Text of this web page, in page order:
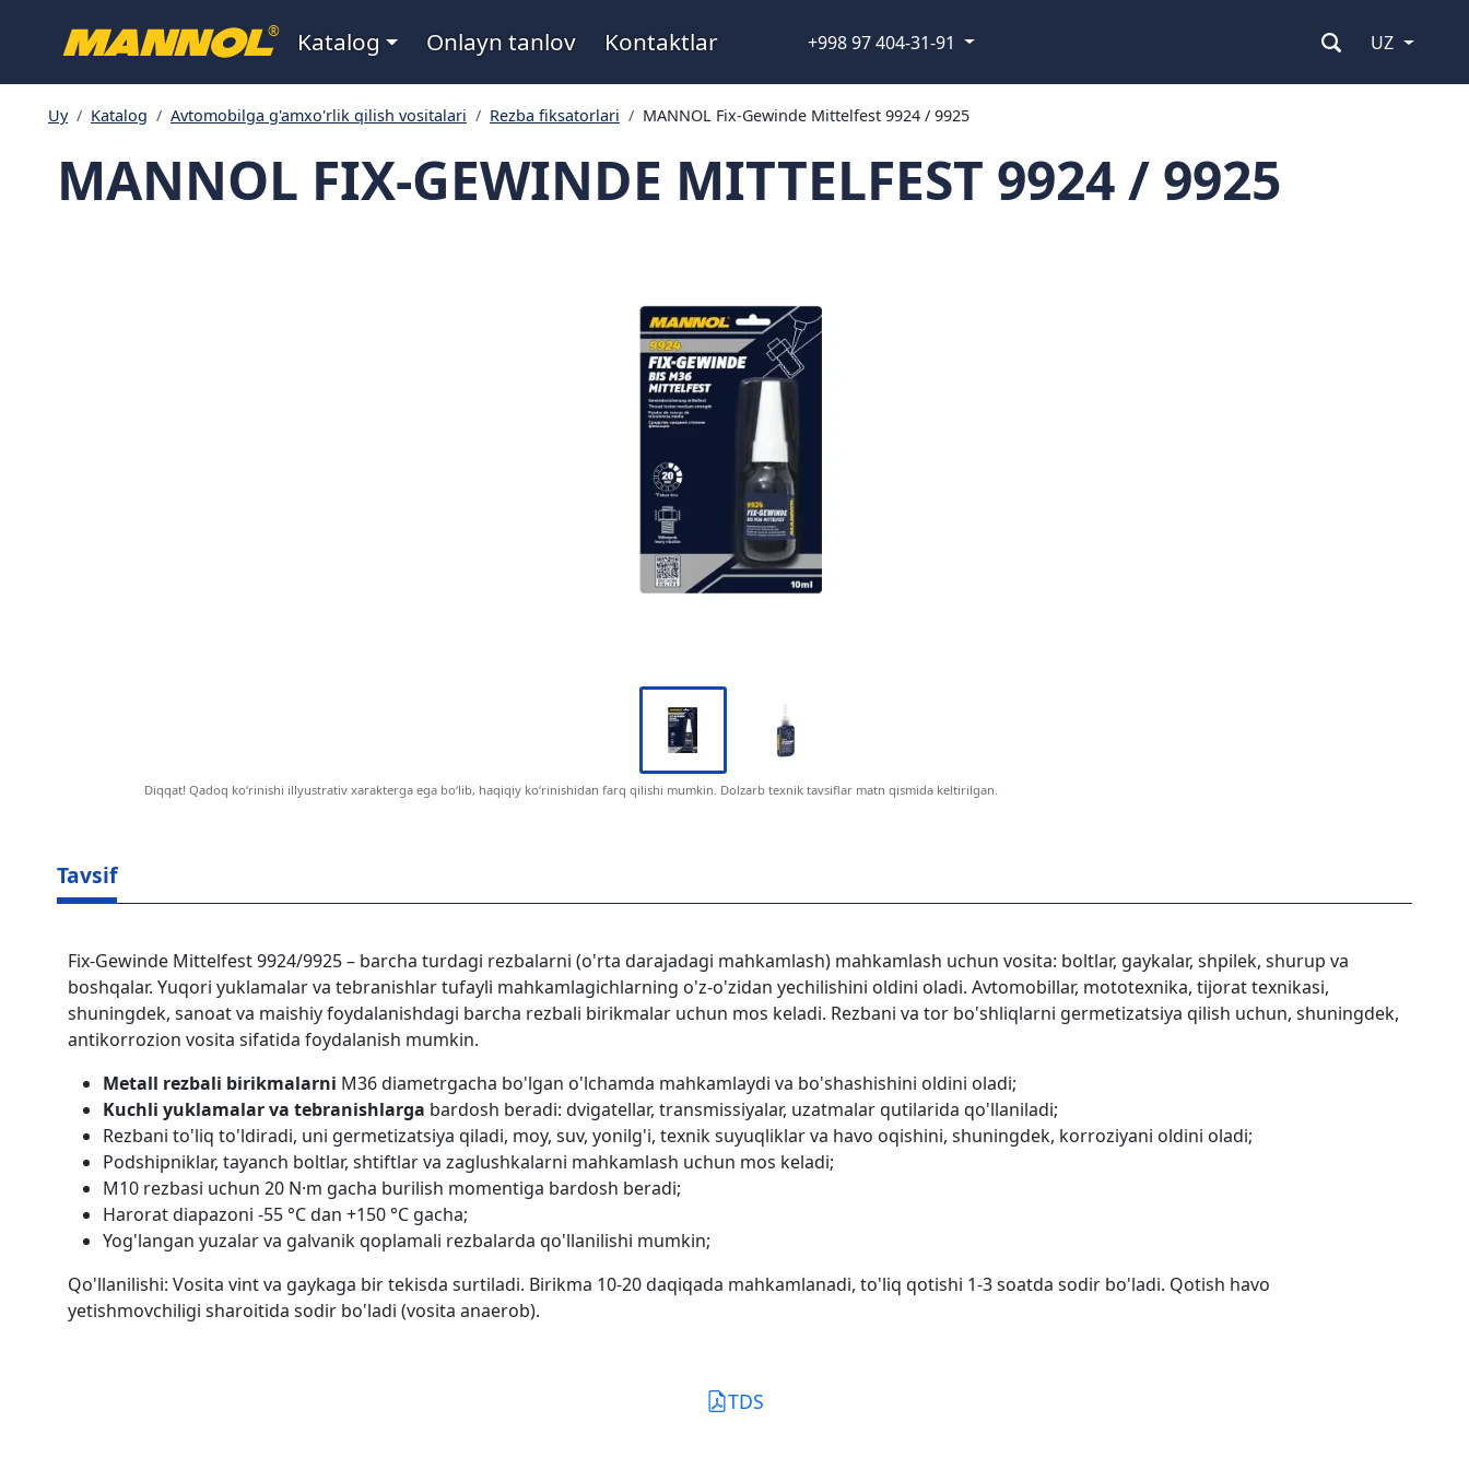
® Navigatsiya
Katalog Onlayn tanlov Kontaktlar +998 97 404-31-91 UZ
Uy Katalog Avtomobilga g'amxo'rlik qilish vositalari Rezba fiksatorlari MANNOL Fix-Gewinde Mittelfest 9924 / 9925
MANNOL FIX-GEWINDE MITTELFEST 9924 / 9925
Diqqat! Qadoq ko‘rinishi illyustrativ xarakterga ega bo‘lib, haqiqiy ko‘rinishidan farq qilishi mumkin. Dolzarb texnik tavsiflar matn qismida keltirilgan.
Tavsif
Fix-Gewinde Mittelfest 9924/9925 – barcha turdagi rezbalarni (o'rta darajadagi mahkamlash) mahkamlash uchun vosita: boltlar, gaykalar, shpilek, shurup va
boshqalar. Yuqori yuklamalar va tebranishlar tufayli mahkamlagichlarning o'z-o'zidan yechilishini oldini oladi. Avtomobillar, mototexnika, tijorat texnikasi,
shuningdek, sanoat va maishiy foydalanishdagi barcha rezbali birikmalar uchun mos keladi. Rezbani va tor bo'shliqlarni germetizatsiya qilish uchun, shuningdek,
antikorrozion vosita sifatida foydalanish mumkin.
Metall rezbali birikmalarni M36 diametrgacha bo'lgan o'lchamda mahkamlaydi va bo'shashishini oldini oladi;
Kuchli yuklamalar va tebranishlarga bardosh beradi: dvigatellar, transmissiyalar, uzatmalar qutilarida qo'llaniladi;
Rezbani to'liq to'ldiradi, uni germetizatsiya qiladi, moy, suv, yonilg'i, texnik suyuqliklar va havo oqishini, shuningdek, korroziyani oldini oladi;
Podshipniklar, tayanch boltlar, shtiftlar va zaglushkalarni mahkamlash uchun mos keladi;
M10 rezbasi uchun 20 N·m gacha burilish momentiga bardosh beradi;
Harorat diapazoni -55 °C dan +150 °C gacha;
Yog'langan yuzalar va galvanik qoplamali rezbalarda qo'llanilishi mumkin;
Qo'llanilishi: Vosita vint va gaykaga bir tekisda surtiladi. Birikma 10-20 daqiqada mahkamlanadi, to'liq qotishi 1-3 soatda sodir bo'ladi. Qotish havo
yetishmovchiligi sharoitida sodir bo'ladi (vosita anaerob).
TDS